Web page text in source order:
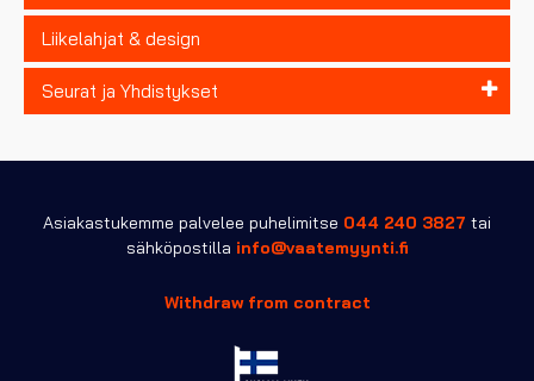
Liikelahjat & design
Seurat ja Yhdistykset
Asiakastukemme palvelee puhelimitse 044 240 3827 tai
sähköpostilla info@vaatemyynti.fi
Withdraw from contract